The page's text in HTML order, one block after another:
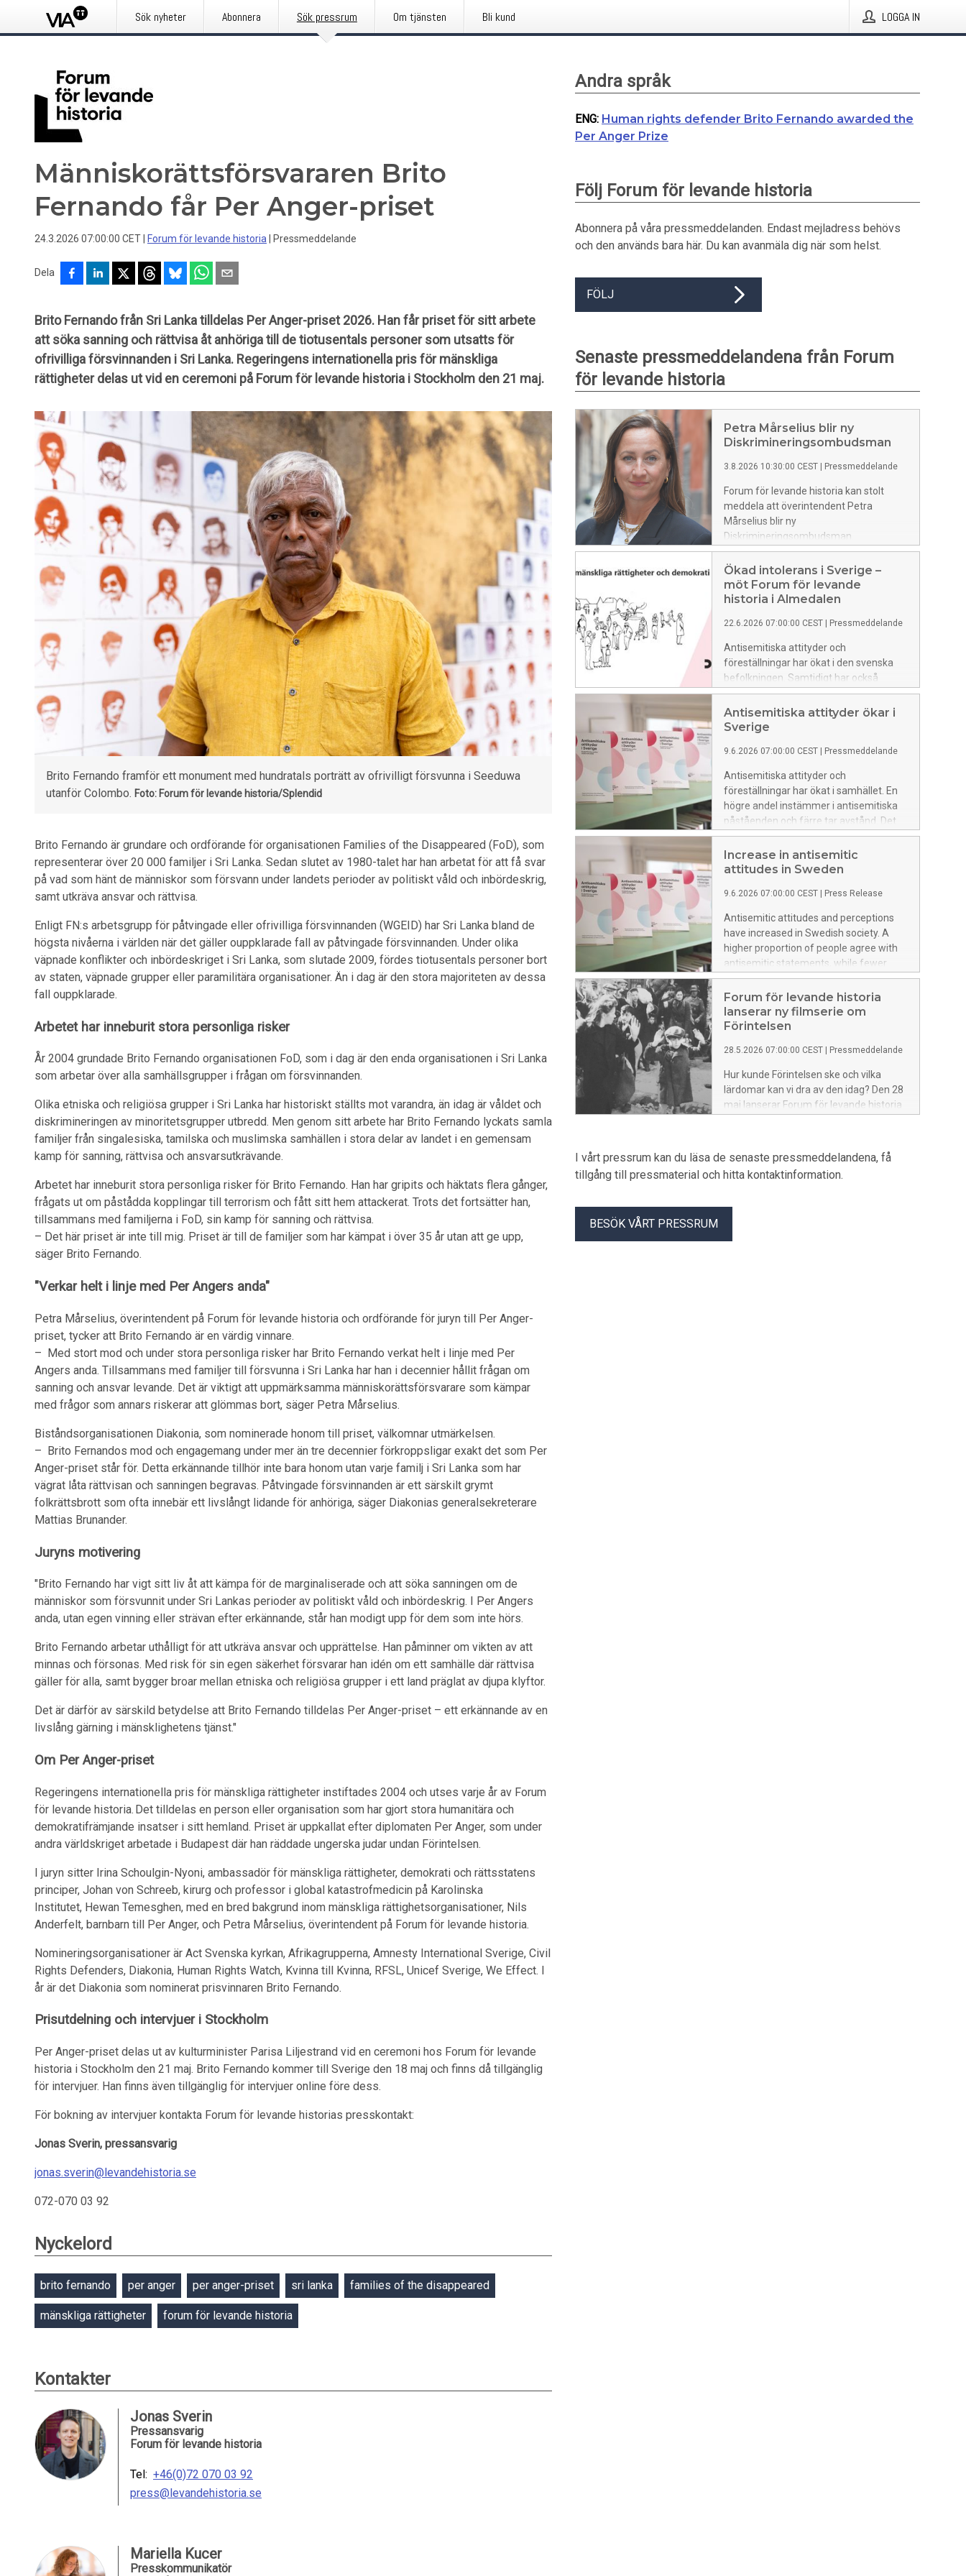
Sök nyheter Abonnera Sök pressrum Om tjänsten Bli kund LOGGA IN
Människorättsförsvararen Brito
Fernando får Per Anger-priset
24.3.2026 07:00:00 CET Forum för levande historia Pressmeddelande
Dela
Brito Fernando från Sri Lanka tilldelas Per Anger-priset 2026. Han får priset för sitt arbete
att söka sanning och rättvisa åt anhöriga till de tiotusentals personer som utsatts för
ofrivilliga försvinnanden i Sri Lanka. Regeringens internationella pris för mänskliga
rättigheter delas ut vid en ceremoni på Forum för levande historia i Stockholm den 21 maj.
Brito Fernando framför ett monument med hundratals porträtt av ofrivilligt försvunna i Seeduwa
utanför Colombo. Foto: Forum för levande historia/Splendid
Brito Fernando är grundare och ordförande för organisationen Families of the Disappeared (FoD), som
representerar över 20 000 familjer i Sri Lanka. Sedan slutet av 1980-talet har han arbetat för att få svar
på vad som hänt de människor som försvann under landets perioder av politiskt våld och inbördeskrig,
samt utkräva ansvar och rättvisa.
Enligt FN:s arbetsgrupp för påtvingade eller ofrivilliga försvinnanden (WGEID) har Sri Lanka bland de
högsta nivåerna i världen när det gäller ouppklarade fall av påtvingade försvinnanden. Under olika
väpnade konflikter och inbördeskriget i Sri Lanka, som slutade 2009, fördes tiotusentals personer bort
av staten, väpnade grupper eller paramilitära organisationer. Än i dag är den stora majoriteten av dessa
fall ouppklarade.
Arbetet har inneburit stora personliga risker
År 2004 grundade Brito Fernando organisationen FoD, som i dag är den enda organisationen i Sri Lanka
som arbetar över alla samhällsgrupper i frågan om försvinnanden.
Olika etniska och religiösa grupper i Sri Lanka har historiskt ställts mot varandra, än idag är våldet och
diskrimineringen av minoritetsgrupper utbredd. Men genom sitt arbete har Brito Fernando lyckats samla
familjer från singalesiska, tamilska och muslimska samhällen i stora delar av landet i en gemensam
kamp för sanning, rättvisa och ansvarsutkrävande.
Arbetet har inneburit stora personliga risker för Brito Fernando. Han har gripits och häktats flera gånger,
frågats ut om påstådda kopplingar till terrorism och fått sitt hem attackerat. Trots det fortsätter han,
tillsammans med familjerna i FoD, sin kamp för sanning och rättvisa.
– Det här priset är inte till mig. Priset är till de familjer som har kämpat i över 35 år utan att ge upp,
säger Brito Fernando.
"Verkar helt i linje med Per Angers anda"
Petra Mårselius, överintendent på Forum för levande historia och ordförande för juryn till Per Anger-
priset, tycker att Brito Fernando är en värdig vinnare.
– Med stort mod och under stora personliga risker har Brito Fernando verkat helt i linje med Per
Angers anda. Tillsammans med familjer till försvunna i Sri Lanka har han i decennier hållit frågan om
sanning och ansvar levande. Det är viktigt att uppmärksamma människorättsförsvarare som kämpar
med frågor som annars riskerar att glömmas bort, säger Petra Mårselius.
Biståndsorganisationen Diakonia, som nominerade honom till priset, välkomnar utmärkelsen.
– Brito Fernandos mod och engagemang under mer än tre decennier förkroppsligar exakt det som Per
Anger-priset står för. Detta erkännande tillhör inte bara honom utan varje familj i Sri Lanka som har
vägrat låta rättvisan och sanningen begravas. Påtvingade försvinnanden är ett särskilt grymt
folkrättsbrott som ofta innebär ett livslångt lidande för anhöriga, säger Diakonias generalsekreterare
Mattias Brunander.
Juryns motivering
"Brito Fernando har vigt sitt liv åt att kämpa för de marginaliserade och att söka sanningen om de
människor som försvunnit under Sri Lankas perioder av politiskt våld och inbördeskrig. I Per Angers
anda, utan egen vinning eller strävan efter erkännande, står han modigt upp för dem som inte hörs.
Brito Fernando arbetar uthålligt för att utkräva ansvar och upprättelse. Han påminner om vikten av att
minnas och försonas. Med risk för sin egen säkerhet försvarar han idén om ett samhälle där rättvisa
gäller för alla, samt bygger broar mellan etniska och religiösa grupper i ett land präglat av djupa klyftor.
Det är därför av särskild betydelse att Brito Fernando tilldelas Per Anger-priset – ett erkännande av en
livslång gärning i mänsklighetens tjänst."
Om Per Anger-priset
Regeringens internationella pris för mänskliga rättigheter instiftades 2004 och utses varje år av Forum
för levande historia. Det tilldelas en person eller organisation som har gjort stora humanitära och
demokratifrämjande insatser i sitt hemland. Priset är uppkallat efter diplomaten Per Anger, som under
andra världskriget arbetade i Budapest där han räddade ungerska judar undan Förintelsen.
I juryn sitter Irina Schoulgin-Nyoni, ambassadör för mänskliga rättigheter, demokrati och rättsstatens
principer, Johan von Schreeb, kirurg och professor i global katastrofmedicin på Karolinska
Institutet, Hewan Temesghen, med en bred bakgrund inom mänskliga rättighetsorganisationer, Nils
Anderfelt, barnbarn till Per Anger, och Petra Mårselius, överintendent på Forum för levande historia.
Nomineringsorganisationer är Act Svenska kyrkan, Afrikagrupperna, Amnesty International Sverige, Civil
Rights Defenders, Diakonia, Human Rights Watch, Kvinna till Kvinna, RFSL, Unicef Sverige, We Effect. I
år är det Diakonia som nominerat prisvinnaren Brito Fernando.
Prisutdelning och intervjuer i Stockholm
Per Anger-priset delas ut av kulturminister Parisa Liljestrand vid en ceremoni hos Forum för levande
historia i Stockholm den 21 maj. Brito Fernando kommer till Sverige den 18 maj och finns då tillgänglig
för intervjuer. Han finns även tillgänglig för intervjuer online före dess.
För bokning av intervjuer kontakta Forum för levande historias presskontakt:
Jonas Sverin, pressansvarig
jonas.sverin@levandehistoria.se
072-070 03 92
Nyckelord
brito fernando per anger per anger-priset sri lanka families of the disappeared
mänskliga rättigheter forum för levande historia
Kontakter
Jonas Sverin
Pressansvarig
Forum för levande historia
Tel: +46(0)72 070 03 92
press@levandehistoria.se
Mariella Kucer
Presskommunikatör
Andra språk
ENG: Human rights defender Brito Fernando awarded the
Per Anger Prize
Följ Forum för levande historia
Abonnera på våra pressmeddelanden. Endast mejladress behövs
och den används bara här. Du kan avanmäla dig när som helst.
FÖLJ
Senaste pressmeddelandena från Forum
för levande historia
Petra Mårselius blir ny
Diskrimineringsombudsman
3.8.2026 10:30:00 CEST Pressmeddelande
Forum för levande historia kan stolt
meddela att överintendent Petra
Mårselius blir ny
Diskrimineringsombudsman.
Regeringens utnämning presenterades
av jämställdhetsminister Nina Larsson
vid en pressträff tidigare i dag. Petra
Mårselius tillträder som
december.
Ökad intolerans i Sverige –
möt Forum för levande
historia i Almedalen
22.6.2026 07:00:00 CEST Pressmeddelande
Antisemitiska attityder och
föreställningar har ökat i den svenska
befolkningen. Samtidigt har också
intoleransen mot minoritetsgrupper
ökat bland svenska högstadie- och
gymnasieelever. Den 25 juni bjuder
om vad utvecklingen betyder för
motståndskraften mot intolerans,
antisemitism och andra former rasism.
Antisemitiska attityder ökar i
Sverige
9.6.2026 07:00:00 CEST Pressmeddelande
Antisemitiska attityder och
föreställningar har ökat i samhället. En
högre andel instämmer i antisemitiska
påståenden och färre tar avstånd. Det
visar en ny undersökning från Forum för
levande historia, som jämfört
utvecklingen mellan 2020 och 2025.
Increase in antisemitic
attitudes in Sweden
9.6.2026 07:00:00 CEST Press Release
Antisemitic attitudes and perceptions
have increased in Swedish society. A
higher proportion of people agree with
antisemitic statements, while fewer
reject them. This is shown in a new
study by the Living History Forum,
comparing developments between 2020
and 2025.
Forum för levande historia
lanserar ny filmserie om
Förintelsen
28.5.2026 07:00:00 CEST Pressmeddelande
Hur kunde Förintelsen ske och vilka
lärdomar kan vi dra av den idag? Den 28
maj lanserar Forum för levande historia
Satsningen är en del av ett treårigt
regeringsuppdrag för att stärka
medvetenheten om antisemitism,
I vårt pressrum kan du läsa de senaste pressmeddelandena, få
tillgång till pressmaterial och hitta kontaktinformation.
BESÖK VÅRT PRESSRUM